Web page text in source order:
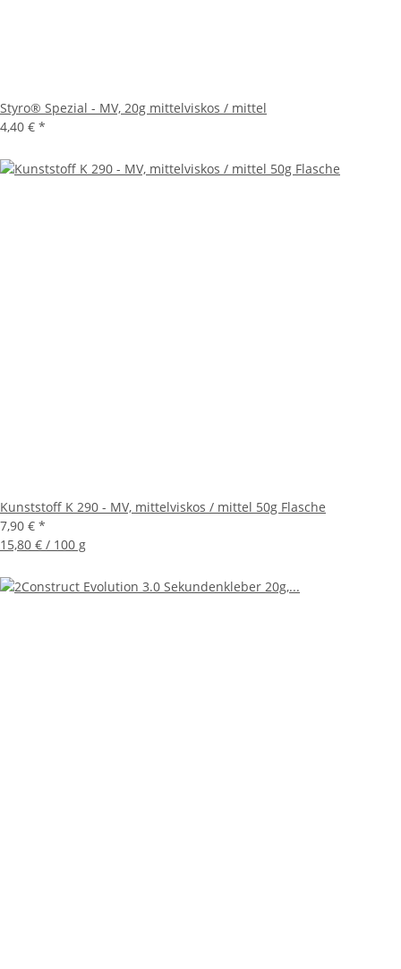
Styro® Spezial - MV, 20g mittelviskos / mittel
4,40 € *
Kunststoff K 290 - MV, mittelviskos / mittel 50g Flasche
7,90 € *
15,80 € / 100 g